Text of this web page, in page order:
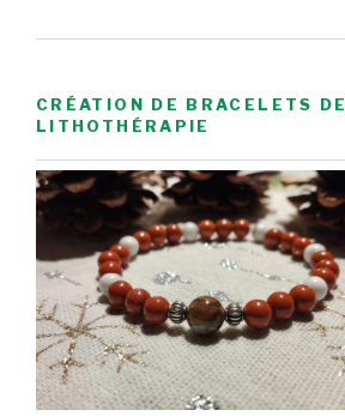
CRÉATION DE BRACELETS DE
LITHOTHÉRAPIE